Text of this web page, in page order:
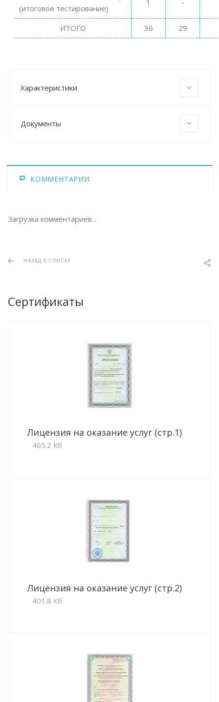
(итоговое тестирование)
ИТОГО 36 29
Характеристики
Документы
КОММЕНТАРИИ
Загрузка комментариев...
НАЗАД К СПИСКУ
Сертификаты
Лицензия на оказание услуг (стр.1)
405.2 Кб
Лицензия на оказание услуг (стр.2)
401.8 Кб